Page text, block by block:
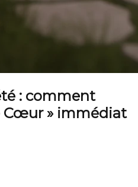
: comment
Cœur » immédiat